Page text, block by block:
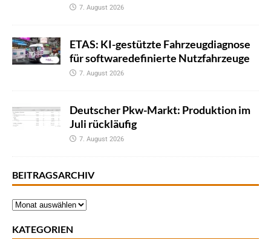
7. August 2026
ETAS: KI-gestützte Fahrzeugdiagnose
für softwaredefinierte Nutzfahrzeuge
7. August 2026
Deutscher Pkw-Markt: Produktion im
Juli rückläufig
7. August 2026
BEITRAGSARCHIV
KATEGORIEN